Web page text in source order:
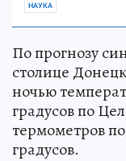
НАУКА
По прогнозу
столице
ночью
градусов по
термометров
градусов.